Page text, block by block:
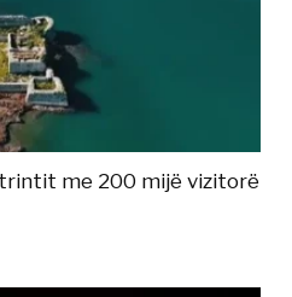
me 200 mijë vizitorë